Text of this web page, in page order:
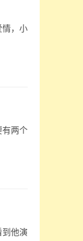
情，小
有两个
他演